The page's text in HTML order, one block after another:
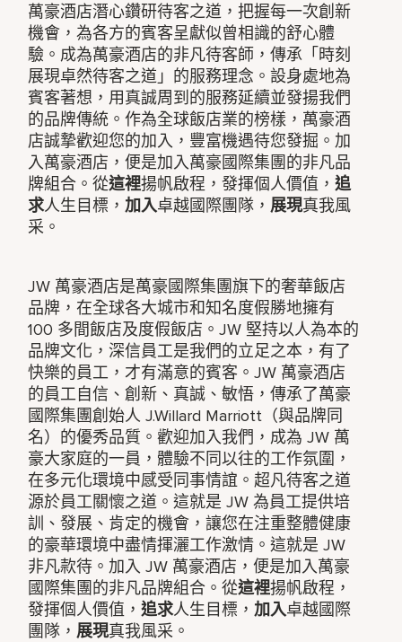
萬豪酒店潛心鑽研待客之道，把握每一次創新
機會，為各方的賓客呈獻似曾相識的舒心體
驗。成為萬豪酒店的非凡待客師，傳承「時刻
展現卓然待客之道」的服務理念。設身處地為
賓客著想，用真誠周到的服務延續並發揚我們
的品牌傳統。作為全球飯店業的榜樣，萬豪酒
店誠摯歡迎您的加入，豐富機遇待您發掘。加
入萬豪酒店，便是加入萬豪國際集團的非凡品
牌組合。從這裡揚帆啟程，發揮個人價值，追
求人生目標，加入卓越國際團隊， 展現真我風
采。
JW 萬豪酒店是萬豪國際集團旗下的奢華飯店
品牌，在全球各大城市和知名度假勝地擁有
100 多間飯店及度假飯店。JW 堅持以人為本的
品牌文化，深信員工是我們的立足之本，有了
快樂的員工，才有滿意的賓客。JW 萬豪酒店
的員工自信、創新、真誠、敏悟，傳承了萬豪
國際集團創始人 J.Willard Marriott（與品牌同
名）的優秀品質。歡迎加入我們，成為 JW 萬
豪大家庭的一員，體驗不同以往的工作氛圍，
在多元化環境中感受同事情誼。超凡待客之道
源於員工關懷之道。這就是 JW 為員工提供培
訓、發展、肯定的機會，讓您在注重整體健康
的豪華環境中盡情揮灑工作激情。這就是 JW
非凡款待。加入 JW 萬豪酒店，便是加入萬豪
國際集團的非凡品牌組合。從這裡揚帆啟程，
發揮個人價值，追求人生目標，加入卓越國際
團隊， 展現真我風采。